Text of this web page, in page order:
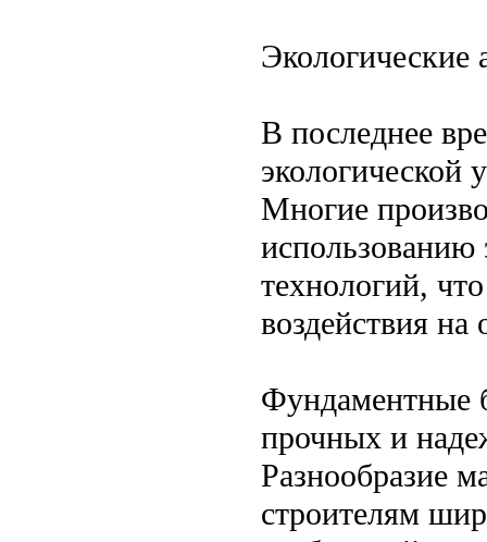
Экологические
В последнее
экологической
Многие
использованию
технологий,
воздействия
Фундаментные
прочных и
Разнообразие
строителям